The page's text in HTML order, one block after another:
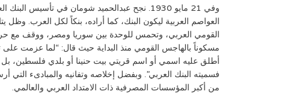
وفي 21 مايو 1930. نجح عبدالحميد شومان في تأسيس
العواصم العربية ليكون البنك، كما أراده، بنكاً لكل العرب. وظل
القومي العربي، وتحمس للوحدة بين سوريا ومصر، ووقف مع
مسكوناً بالهاجس القومي منذ البداية حيث قال: “لما عزمت على
أطلق عليه اسمي أو اسم قريتي بيت حنينا أو بلدي فلسطين، بل
فسميته البنك العربي”. وبفضل إخلاصه وتفانيه والمبادىء التي
من أكبر المؤسسات المصرفية ذات الامتداد العربي والعالمي.